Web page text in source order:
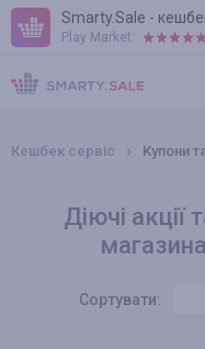
Smarty.Sale -
Play Market:
ПРАВИЛА
ПЛАГІНИ
Кешбек сервіс Купони
Діючі акції
Сортувати: